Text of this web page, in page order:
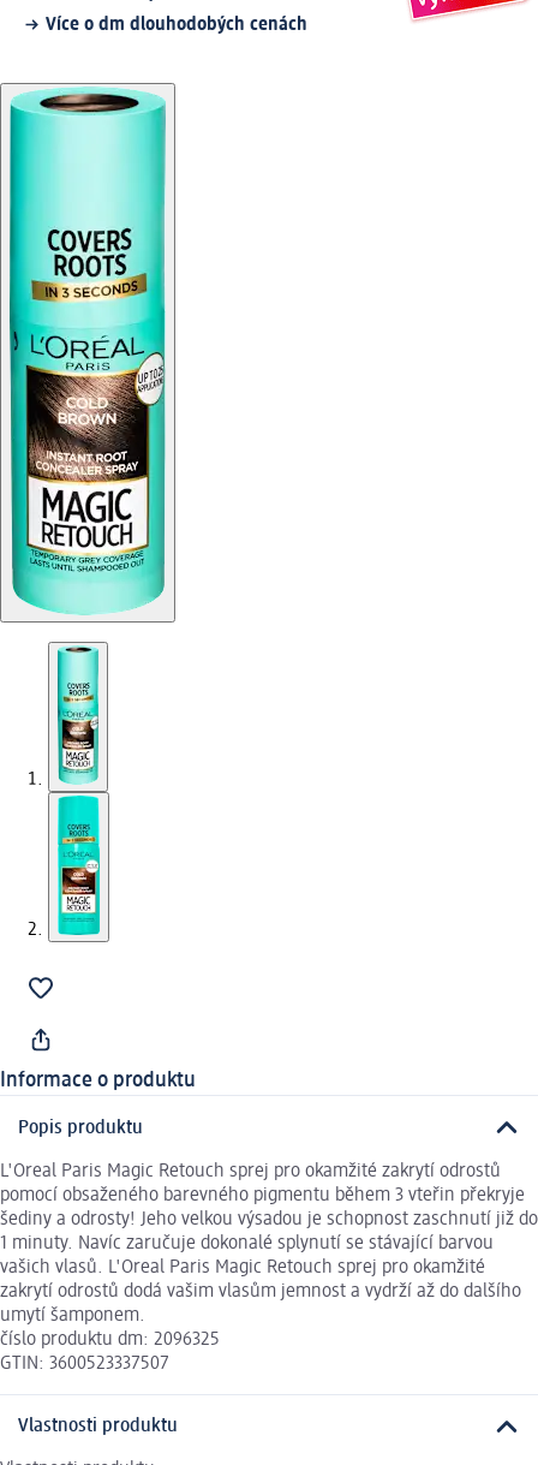
Více o dm dlouhodobých cenách
Informace o produktu
Popis produktu
L'Oreal Paris Magic Retouch sprej pro okamžité zakrytí odrostů
pomocí obsaženého barevného pigmentu během 3 vteřin překryje
šediny a odrosty! Jeho velkou výsadou je schopnost zaschnutí již do
1 minuty. Navíc zaručuje dokonalé splynutí se stávající barvou
vašich vlasů. L'Oreal Paris Magic Retouch sprej pro okamžité
zakrytí odrostů dodá vašim vlasům jemnost a vydrží až do dalšího
umytí šamponem.
číslo produktu dm: 2096325
GTIN: 3600523337507
Vlastnosti produktu